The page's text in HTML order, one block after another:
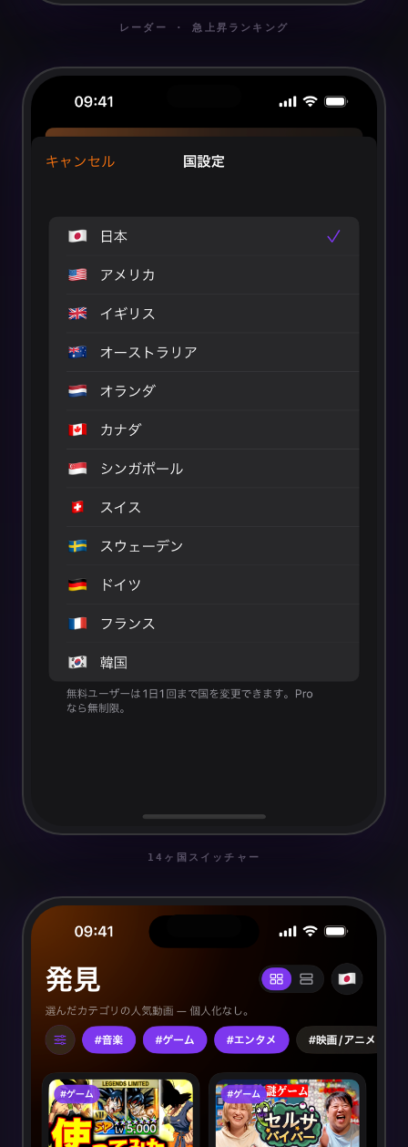
レーダー · 急上昇ランキング
14ヶ国スイッチャー